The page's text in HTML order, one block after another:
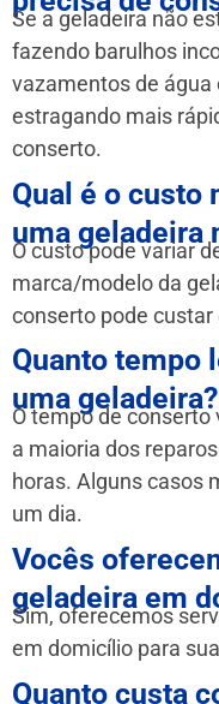
Se a geladeira não
fazendo barulhos
vazamentos de
estragando mais
conserto.
Qual é o custo
uma geladeira
O custo pode variar
marca/modelo da
conserto pode custar
Quanto tempo
uma geladeira?
O tempo de
a maioria dos
horas. Alguns casos
um dia.
Vocês
geladeira em
Sim, oferecemos
em domicílio para
Quanto custa